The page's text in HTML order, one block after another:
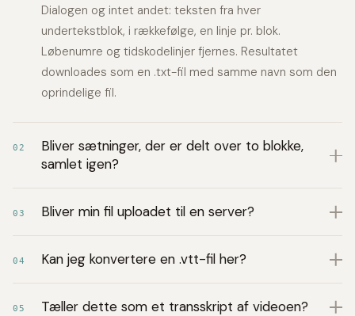
Dialogen og intet andet: teksten fra hver
undertekstblok, i rækkefølge, en linje pr. blok.
Løbenumre og tidskodelinjer fjernes. Resultatet
downloades som en .txt-fil med samme navn som den
oprindelige fil.
02
Bliver sætninger, der er delt over to blokke,
samlet igen?
03 Bliver min fil uploadet til en server?
04 Kan jeg konvertere en .vtt-fil her?
05 Tæller dette som et transskript af videoen?